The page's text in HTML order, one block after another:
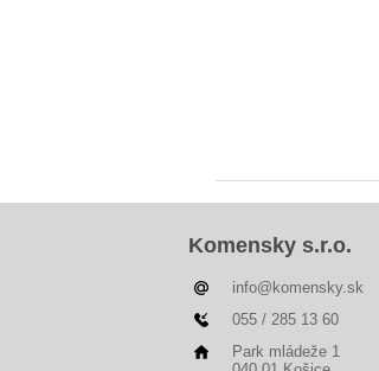
Komensky s.r.o.
info@komensky.sk
055 / 285 13 60
Park mládeže 1